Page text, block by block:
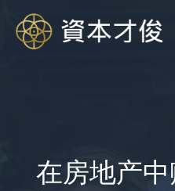
在房地产